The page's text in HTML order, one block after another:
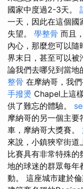
國家中度過2-3天。
一天，因此在這個國
失望。 學整骨 而且
內心，那麼您可以隨
界末日，甚至可以被
論我們去哪兒到當地
整骨 在摩納哥，我
手撥燙 Chapel上這
供了難忘的體驗。
摩納哥的另一個主要
車，摩納哥大獎賽。
來說，小鎮狹窄街道
比賽具有非常特殊的
地的球迷的群眾每年
動。 這座城市建於